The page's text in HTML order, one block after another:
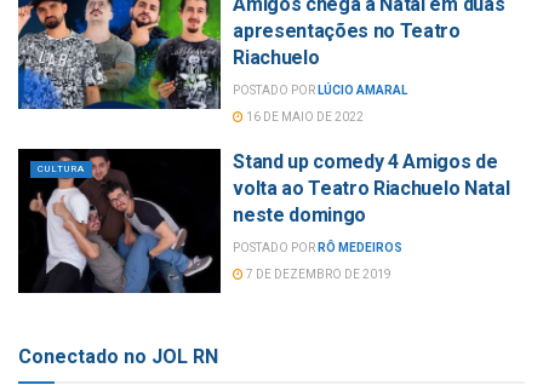
apresentações no Teatro
Riachuelo
POSTADO POR LÚCIO AMARAL
16 DE MAIO DE 2022
CULTURA
Stand up comedy 4 Amigos de
volta ao Teatro Riachuelo Natal
neste domingo
POSTADO POR RÔ MEDEIROS
7 DE DEZEMBRO DE 2019
Conectado no JOL RN